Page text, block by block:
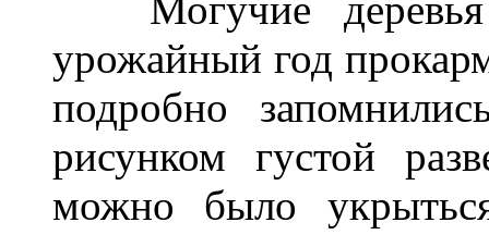
Могучие деревья
урожайный год
подробно
рисунком густой
можно было